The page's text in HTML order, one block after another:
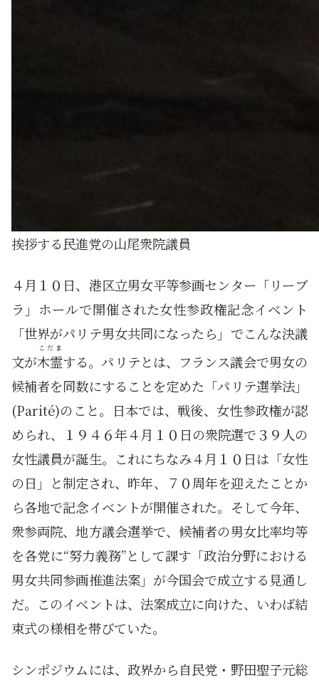
挨拶する民進党の山尾衆院議員
４月１０日、港区立男女平等参画センター「リーブ
ラ」ホールで開催された女性参政権記念イベント
「世界がパリテ男女共同になったら」でこんな決議
文が木霊
こだま
する。パリテとは、フランス議会で男女の
候補者を同数にすることを定めた「パリテ選挙法」
(Parité)のこと。日本では、戦後、女性参政権が認
められ、１９４６年４月１０日の衆院選で３９人の
女性議員が誕生。これにちなみ４月１０日は「女性
の日」と制定され、昨年、７０周年を迎えたことか
ら各地で記念イベントが開催された。そして今年、
衆参両院、地方議会選挙で、候補者の男女比率均等
を各党に“努力義務”として課す「政治分野における
男女共同参画推進法案」が今国会で成立する見通し
だ。このイベントは、法案成立に向けた、いわば結
束式の様相を帯びていた。
シンポジウムには、政界から自民党・野田聖子元総